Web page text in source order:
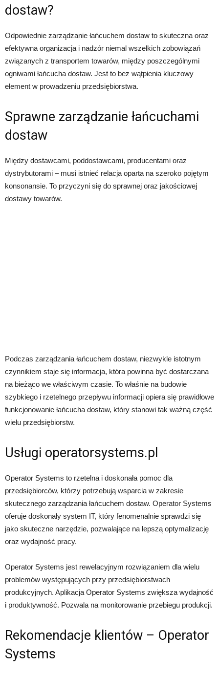
dostaw?
Odpowiednie zarządzanie łańcuchem dostaw to skuteczna oraz
efektywna organizacja i nadzór niemal wszelkich zobowiązań
związanych z transportem towarów, między poszczególnymi
ogniwami łańcucha dostaw. Jest to bez wątpienia kluczowy
element w prowadzeniu przedsiębiorstwa.
Sprawne zarządzanie łańcuchami
dostaw
Między dostawcami, poddostawcami, producentami oraz
dystrybutorami – musi istnieć relacja oparta na szeroko pojętym
konsonansie. To przyczyni się do sprawnej oraz jakościowej
dostawy towarów.
Podczas zarządzania łańcuchem dostaw, niezwykle istotnym
czynnikiem staje się informacja, która powinna być dostarczana
na bieżąco we właściwym czasie. To właśnie na budowie
szybkiego i rzetelnego przepływu informacji opiera się prawidłowe
funkcjonowanie łańcucha dostaw, który stanowi tak ważną część
wielu przedsiębiorstw.
Usługi operatorsystems.pl
Operator Systems to rzetelna i doskonała pomoc dla
przedsiębiorców, którzy potrzebują wsparcia w zakresie
skutecznego zarządzania łańcuchem dostaw. Operator Systems
oferuje doskonały system IT, który fenomenalnie sprawdzi się
jako skuteczne narzędzie, pozwalające na lepszą optymalizację
oraz wydajność pracy.
Operator Systems jest rewelacyjnym rozwiązaniem dla wielu
problemów występujących przy przedsiębiorstwach
produkcyjnych. Aplikacja Operator Systems zwiększa wydajność
i produktywność. Pozwala na monitorowanie przebiegu produkcji.
Rekomendacje klientów – Operator
Systems